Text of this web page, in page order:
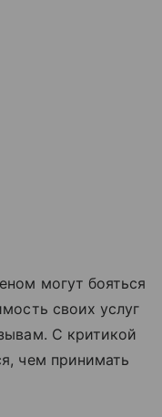
могут бояться
своих услуг
С критикой
чем принимать